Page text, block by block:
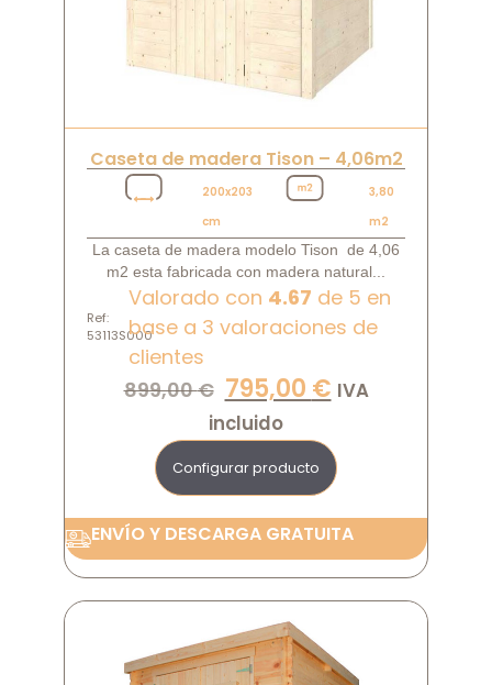
Caseta de madera Tison – 4,06m2
200x203
cm
3,80
m2
La caseta de madera modelo Tison de 4,06
m2 esta fabricada con madera natural...
Ref:
53113S000
Valorado con 4.67 de 5 en
base a 3 valoraciones de
clientes
899,00€ 795,00 € IVA
incluido
Configurar producto
ENVÍO Y DESCARGA GRATUITA